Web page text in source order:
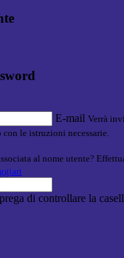
E-mail Verrà
le istruzioni necessarie.
al nome utente?
di controllare la